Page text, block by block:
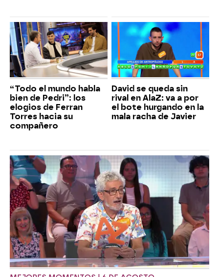
“Todo el mundo habla
bien de Pedri”: los
elogios de Ferran
Torres hacia su
compañero
David se queda sin
rival en AlaZ: va a por
el bote hurgando en la
mala racha de Javier